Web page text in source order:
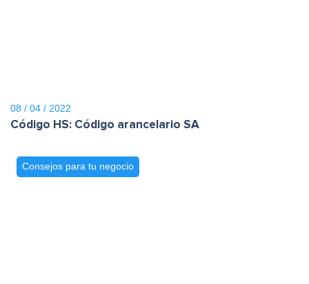
08 / 04 / 2022
Código HS: Código arancelario SA
Consejos para tu negocio